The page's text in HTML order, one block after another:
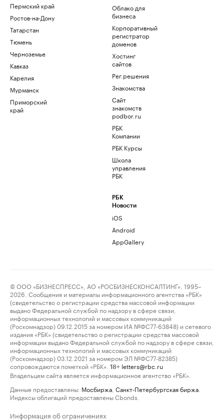
Пермский край
Ростов-на-Дону
Татарстан
Тюмень
Черноземье
Кавказ
Карелия
Мурманск
Приморский
край
Облако для
бизнеса
Корпоративный
регистратор
доменов
Хостинг
сайтов
Рег.решения
Знакомства
Сайт
знакомств
podbor.ru
РБК
Компании
РБК Курсы
Школа
управления
РБК
РБК
Новости
iOS
Android
AppGallery
© ООО «БИЗНЕСПРЕСС», АО «РОСБИЗНЕСКОНСАЛТИНГ», 1995–
2026. Сообщения и материалы информационного агентства «РБК»
(свидетельство о регистрации средства массовой информации
выдано Федеральной службой по надзору в сфере связи,
информационных технологий и массовых коммуникаций
(Роскомнадзор) 09.12.2015 за номером ИА №ФС77-63848) и сетевого
издания «РБК» (свидетельство о регистрации средства массовой
информации выдано Федеральной службой по надзору в сфере связи,
информационных технологий и массовых коммуникаций
(Роскомнадзор) 03.12.2021 за номером ЭЛ №ФС77-82385)
сопровождаются пометкой «РБК».
18+ letters@rbc.ru
Владельцем сайта является информационное агентство «РБК».
Данные предоставлены: Мосбиржа Санкт-Петербургская биржа
Индексы облигаций предоставлены Cbonds.
Информация об ограничениях